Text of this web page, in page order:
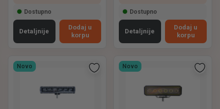
Dostupno
Detaljnije
Dodaj u
korpu
Dostupno
Detaljnije
Dodaj u
korpu
Novo Novo